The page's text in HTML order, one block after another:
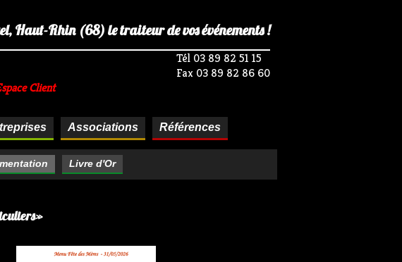
Haut-Rhin (68) le traiteur de vos événements !
Tél 03 89 82 51 15
Fax 03 89 82 86 60
Client
Associations Références
Livre d'Or